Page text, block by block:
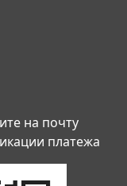
на почту
платежа